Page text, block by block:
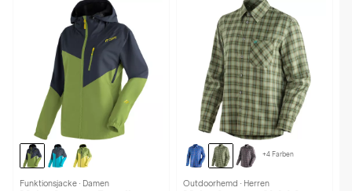
Funktionsjacke · Damen
+4 Farben
Outdoorhemd · Herren